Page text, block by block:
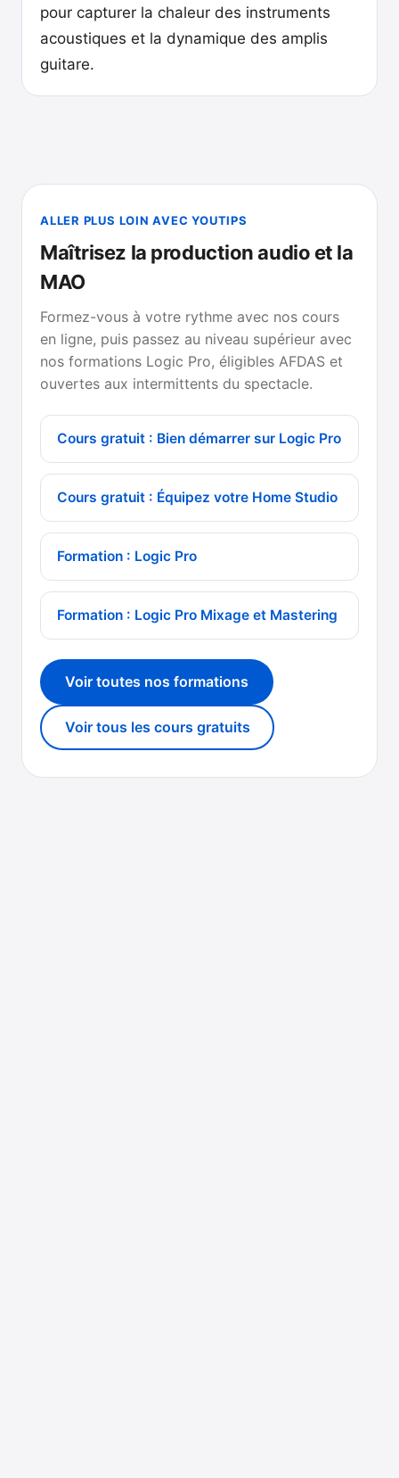
pour capturer la chaleur des instruments
acoustiques et la dynamique des amplis
guitare.
ALLER PLUS LOIN AVEC YOUTIPS
Maîtrisez la production audio et la
MAO
Formez-vous à votre rythme avec nos cours
en ligne, puis passez au niveau supérieur avec
nos formations Logic Pro, éligibles AFDAS et
ouvertes aux intermittents du spectacle.
Cours gratuit : Bien démarrer sur Logic Pro
Cours gratuit : Équipez votre Home Studio
Formation : Logic Pro
Formation : Logic Pro Mixage et Mastering
Voir toutes nos formations
Voir tous les cours gratuits